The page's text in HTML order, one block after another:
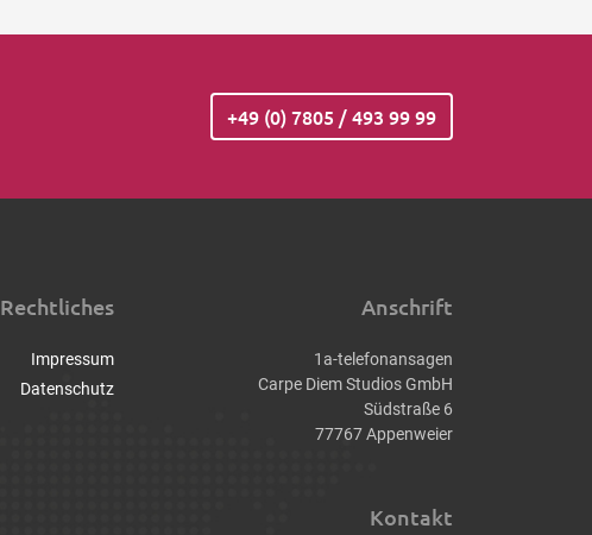
+49 (0) 7805 / 493 99 99
Rechtliches
Impressum
Datenschutz
Anschrift
1a-telefonansagen
Carpe Diem Studios GmbH
Südstraße 6
77767 Appenweier
Kontakt